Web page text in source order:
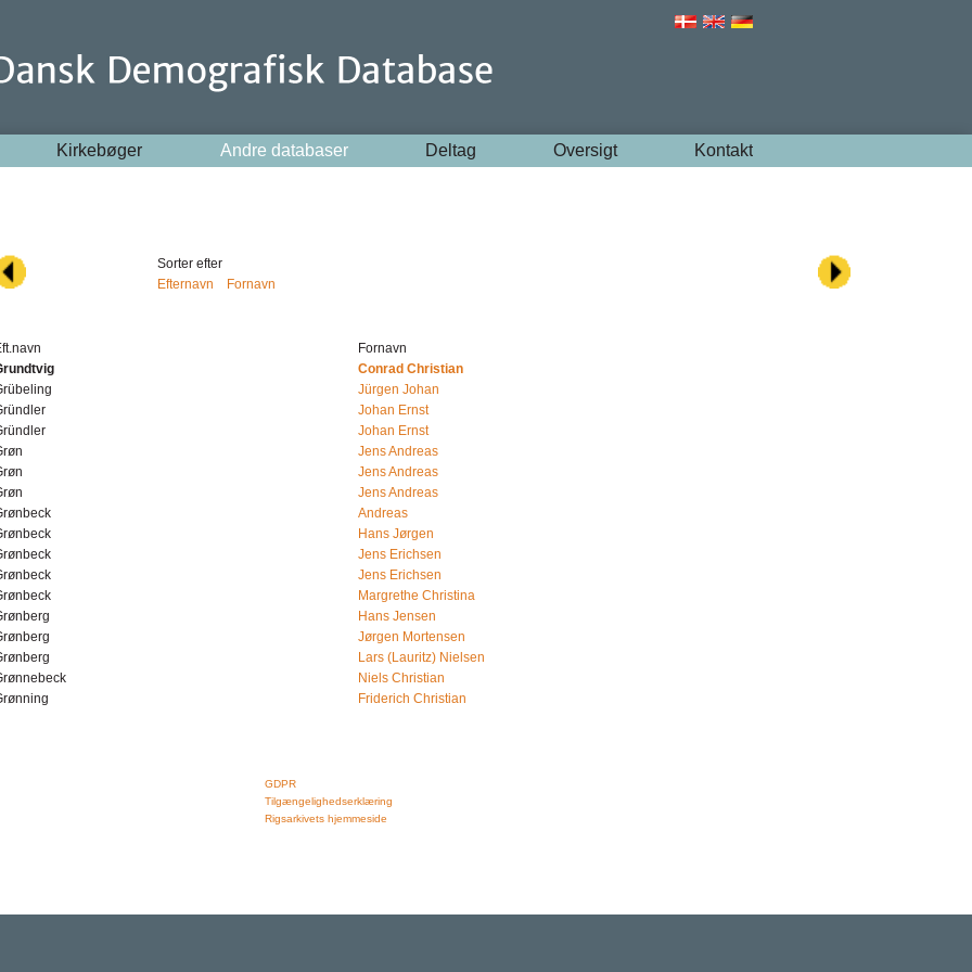
Kirkebøger Andre databaser Deltag Oversigt Kontakt
Sorter efter
Efternavn
Fornavn
Fornavn
Conrad Christian
Jürgen Johan
Johan Ernst
Johan Ernst
Jens Andreas
Jens Andreas
Jens Andreas
Andreas
Hans Jørgen
Jens Erichsen
Jens Erichsen
Margrethe Christina
Hans Jensen
Jørgen Mortensen
Lars (Lauritz) Nielsen
Niels Christian
Friderich Christian
GDPR
Tilgængelighedserklæring
Rigsarkivets hjemmeside